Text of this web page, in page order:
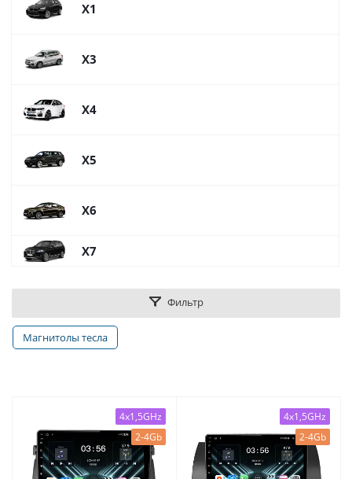
X1
X3
X4
X5
X6
X7
Фильтр
Магнитолы тесла
4x1,5GHz
2-4Gb
4x1,5GHz
2-4Gb